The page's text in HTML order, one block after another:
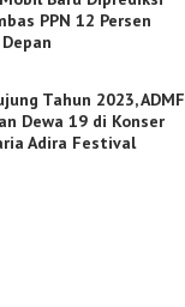
PPN 12 Persen
Tahun 2023, ADMF
Dewa 19 di Konser
Adira Festival